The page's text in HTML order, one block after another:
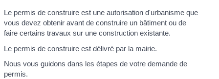
Le permis de construire est une autorisation d'urbanisme que
vous devez obtenir avant de construire un bâtiment ou de
faire certains travaux sur une construction existante.
Le permis de construire est délivré par la mairie.
Nous vous guidons dans les étapes de votre demande de
permis.